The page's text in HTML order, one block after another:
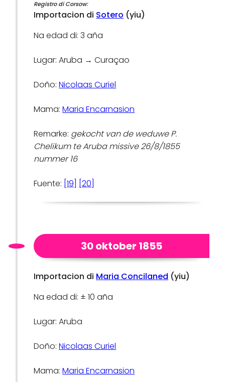
Registro di Corsow:
Importacion di Sotero (yiu)
Na edad di: 3 aña
Lugar: Aruba → Curaçao
Doño:Nicolaas Curiel
Mama:Maria Encarnasion
Remarke: gekocht van de weduwe P.
Chelikum te Aruba missive 26/8/1855
nummer 16
Fuente: [19] [20]
30 oktober 1855
Importacion di Maria Concilaned (yiu)
Na edad di: ± 10 aña
Lugar: Aruba
Doño:Nicolaas Curiel
Mama:Maria Encarnasion